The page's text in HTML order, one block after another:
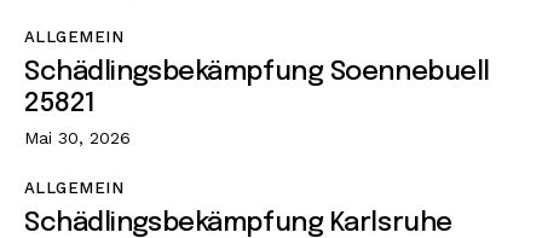
ALLGEMEIN
Schädlingsbekämpfung Soennebuell
25821
Mai 30, 2026
ALLGEMEIN
Schädlingsbekämpfung Karlsruhe